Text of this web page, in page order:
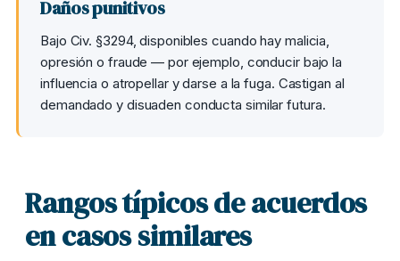
Daños punitivos
Bajo Civ. §3294, disponibles cuando hay malicia,
opresión o fraude — por ejemplo, conducir bajo la
influencia o atropellar y darse a la fuga. Castigan al
demandado y disuaden conducta similar futura.
Rangos típicos de acuerdos
en casos similares